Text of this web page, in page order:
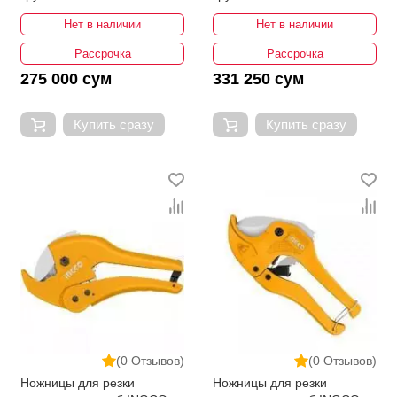
Нет в наличии
Рассрочка
275 000 сум
Купить сразу
Нет в наличии
Рассрочка
331 250 сум
Купить сразу
(0 Отзывов)
Ножницы для резки
(0 Отзывов)
Ножницы для резки